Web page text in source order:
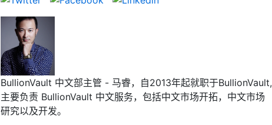
BullionVault 中文部主管 - 马睿，自2013年起就职于BullionVault,
主要负责 BullionVault 中文服务，包括中文市场开拓，中文市场
研究以及开发。